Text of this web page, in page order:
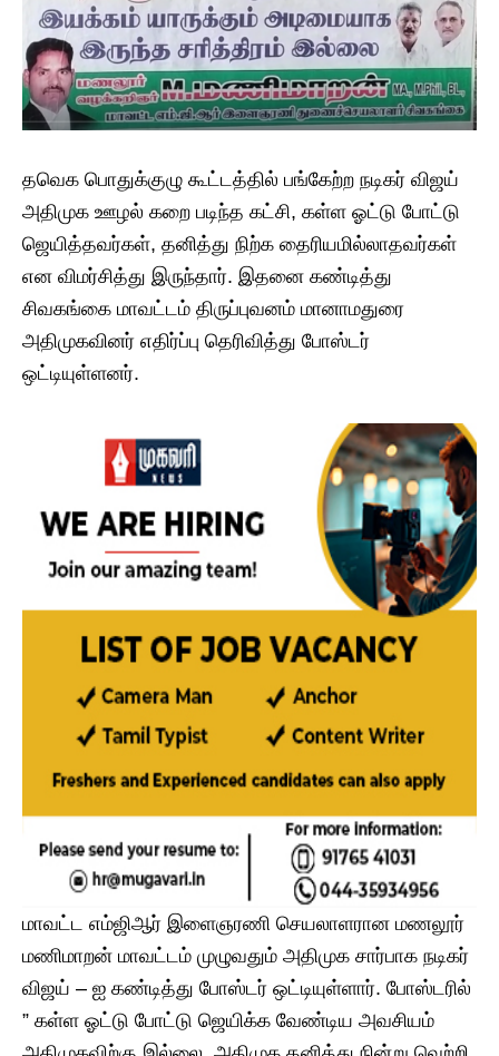
தவெக பொதுக்குழு கூட்டத்தில் பங்கேற்ற நடிகர் விஜய்
அதிமுக ஊழல் கறை படிந்த கட்சி, கள்ள ஓட்டு போட்டு
ஜெயித்தவர்கள், தனித்து நிற்க தைரியமில்லாதவர்கள்
என விமர்சித்து இருந்தார். இதனை கண்டித்து
சிவகங்கை மாவட்டம் திருப்புவனம் மானாமதுரை
அதிமுகவினர் எதிர்ப்பு தெரிவித்து போஸ்டர்
ஒட்டியுள்ளனர்.
மாவட்ட எம்ஜிஆர் இளைஞரணி செயலாளரான மணலூர்
மணிமாறன் மாவட்டம் முழுவதும் அதிமுக சார்பாக நடிகர்
விஜய் – ஐ கண்டித்து போஸ்டர் ஒட்டியுள்ளார். போஸ்டரில்
” கள்ள ஓட்டு போட்டு ஜெயிக்க வேண்டிய அவசியம்